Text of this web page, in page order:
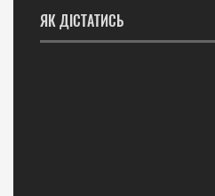
ЯК ДІСТАТИСЬ